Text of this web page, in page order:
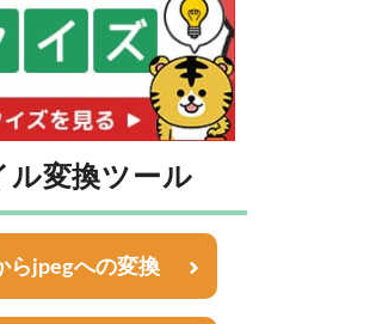
ル変換ツール
らjpegへの変換